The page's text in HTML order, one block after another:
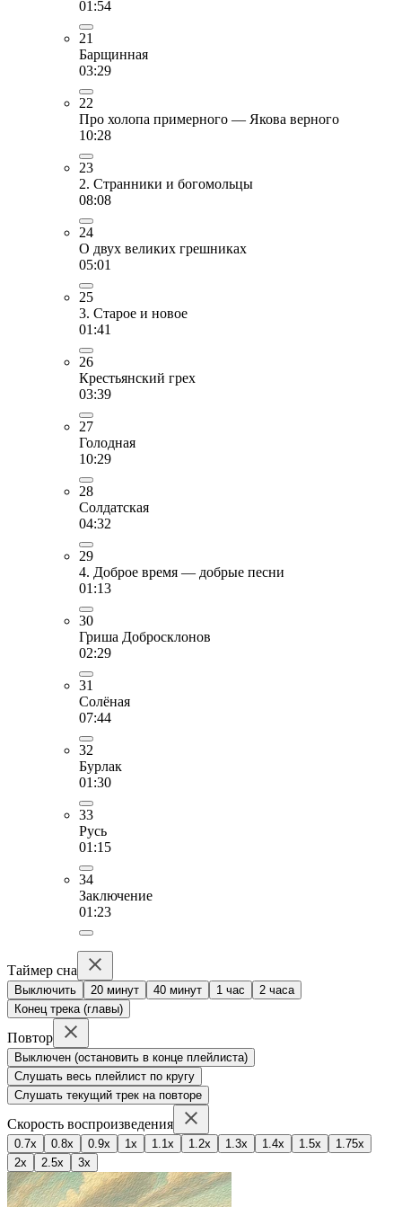
01:54
21
Барщинная
03:29
22
Про холопа примерного — Якова верного
10:28
23
2. Странники и богомольцы
08:08
24
О двух великих грешниках
05:01
25
3. Старое и новое
01:41
26
Крестьянский грех
03:39
27
Голодная
10:29
28
Солдатская
04:32
29
4. Доброе время — добрые песни
01:13
30
Гриша Добросклонов
02:29
31
Солёная
07:44
32
Бурлак
01:30
33
Русь
01:15
34
Заключение
01:23
Таймер сна
Выключить 20 минут 40 минут 1 час
2 часа
Конец трека (главы)
Повтор
Выключен (остановить в конце плейлиста)
Слушать весь плейлист по кругу
Слушать текущий трек на повторе
Скорость воспроизведения
0.7x 0.8x 0.9x 1x 1.1x 1.2x 1.3x 1.4x 1.5x
1.75x
2x
2.5x 3x